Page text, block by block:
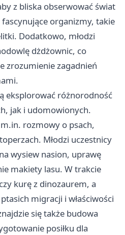
z bliska obserwować świat
organizmy, takie
Dodatkowo, młodzi
dżdżownic, co
zrozumienie zagadnień
eksplorować różnorodność
jak i udomowionych.
rozmowy o psach,
Młodzi uczestnicy
wysiew nasion, uprawę
makiety lasu. W trakcie
kurę z dinozaurem, a
migracji i właściwości
się także budowa
posiłku dla